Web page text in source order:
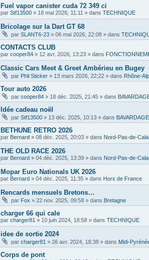
Fuel vapor canister cuda 72 349 ci
par Stf13500 » 18 mai 2026, 11:11 » dans TECHNIQUE
Bricolage sur la Dart GT 68
par SLANT6-23 » 06 mai 2026, 22:08 » dans
CONTACTS CLUB
par cooper84 » 12 avr. 2026, 13:23 » dans
Classic Cars Meet & Greet Ambérieu en Bugey
par Phil Sticker » 13 mars 2026, 22:22 » dans Rhône-
Tour auto 2026
par cooper84 » 18 déc. 2025, 21:45 » dans
Idée cadeau noël
par Stf13500 » 13 déc. 2025, 10:13 » dans
BETHUNE RETRO 2026
par Bernard » 08 déc. 2025, 20:03 » dans Nord-Pas-de-
THE OLD RACE 2026
par Bernard » 04 déc. 2025, 13:39 » dans Nord-Pas-de-
Mopar Euro Nationals UK 2026
par Bernard » 04 déc. 2025, 11:35 » dans Hors de France
Rencards mensuels Bretons…
par Fox » 22 nov. 2025, 09:58 » dans Bretagne
charger 66 qui cale
par charger81 » 10 juin 2024, 18:58 » dans TECHNIQUE
idee de sortie 2024
par charger81 » 26 avr. 2024, 18:38 » dans Midi-
Corps de pont